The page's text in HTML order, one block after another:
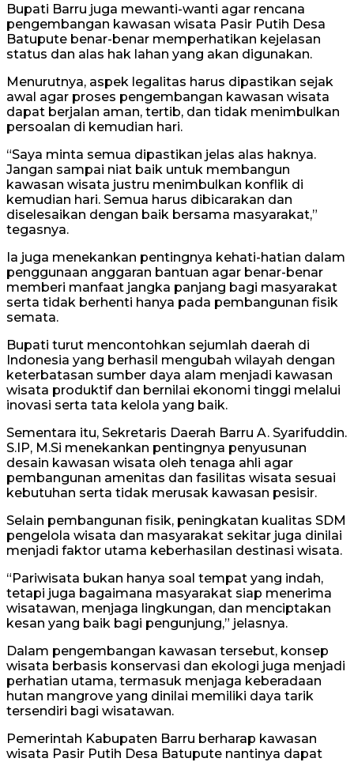
Bupati Barru juga mewanti-wanti agar rencana
pengembangan kawasan wisata Pasir Putih Desa
Batupute benar-benar memperhatikan kejelasan
status dan alas hak lahan yang akan digunakan.
Menurutnya, aspek legalitas harus dipastikan sejak
awal agar proses pengembangan kawasan wisata
dapat berjalan aman, tertib, dan tidak menimbulkan
persoalan di kemudian hari.
“Saya minta semua dipastikan jelas alas haknya.
Jangan sampai niat baik untuk membangun
kawasan wisata justru menimbulkan konflik di
kemudian hari. Semua harus dibicarakan dan
diselesaikan dengan baik bersama masyarakat,”
tegasnya.
Ia juga menekankan pentingnya kehati-hatian dalam
penggunaan anggaran bantuan agar benar-benar
memberi manfaat jangka panjang bagi masyarakat
serta tidak berhenti hanya pada pembangunan fisik
semata.
Bupati turut mencontohkan sejumlah daerah di
Indonesia yang berhasil mengubah wilayah dengan
keterbatasan sumber daya alam menjadi kawasan
wisata produktif dan bernilai ekonomi tinggi melalui
inovasi serta tata kelola yang baik.
Sementara itu, Sekretaris Daerah Barru A. Syarifuddin.
S.IP, M.Si menekankan pentingnya penyusunan
desain kawasan wisata oleh tenaga ahli agar
pembangunan amenitas dan fasilitas wisata sesuai
kebutuhan serta tidak merusak kawasan pesisir.
Selain pembangunan fisik, peningkatan kualitas SDM
pengelola wisata dan masyarakat sekitar juga dinilai
menjadi faktor utama keberhasilan destinasi wisata.
“Pariwisata bukan hanya soal tempat yang indah,
tetapi juga bagaimana masyarakat siap menerima
wisatawan, menjaga lingkungan, dan menciptakan
kesan yang baik bagi pengunjung,” jelasnya.
Dalam pengembangan kawasan tersebut, konsep
wisata berbasis konservasi dan ekologi juga menjadi
perhatian utama, termasuk menjaga keberadaan
hutan mangrove yang dinilai memiliki daya tarik
tersendiri bagi wisatawan.
Pemerintah Kabupaten Barru berharap kawasan
wisata Pasir Putih Desa Batupute nantinya dapat